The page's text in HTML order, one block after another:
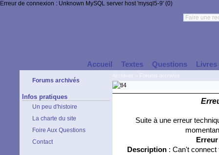
Erreur de connexion : Unknown MySQL server host 'mysql5-9' (0)
Accueil Textes Questions Livres
Forums archivés
Infos pratiques
Un peu d'histoire
La charte du site
Foire Aux Questions
Contact
Suite à une erreur
Description: Can't connect